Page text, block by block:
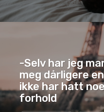
-Selv har jeg
meg dårligere
ikke har hatt
forhold